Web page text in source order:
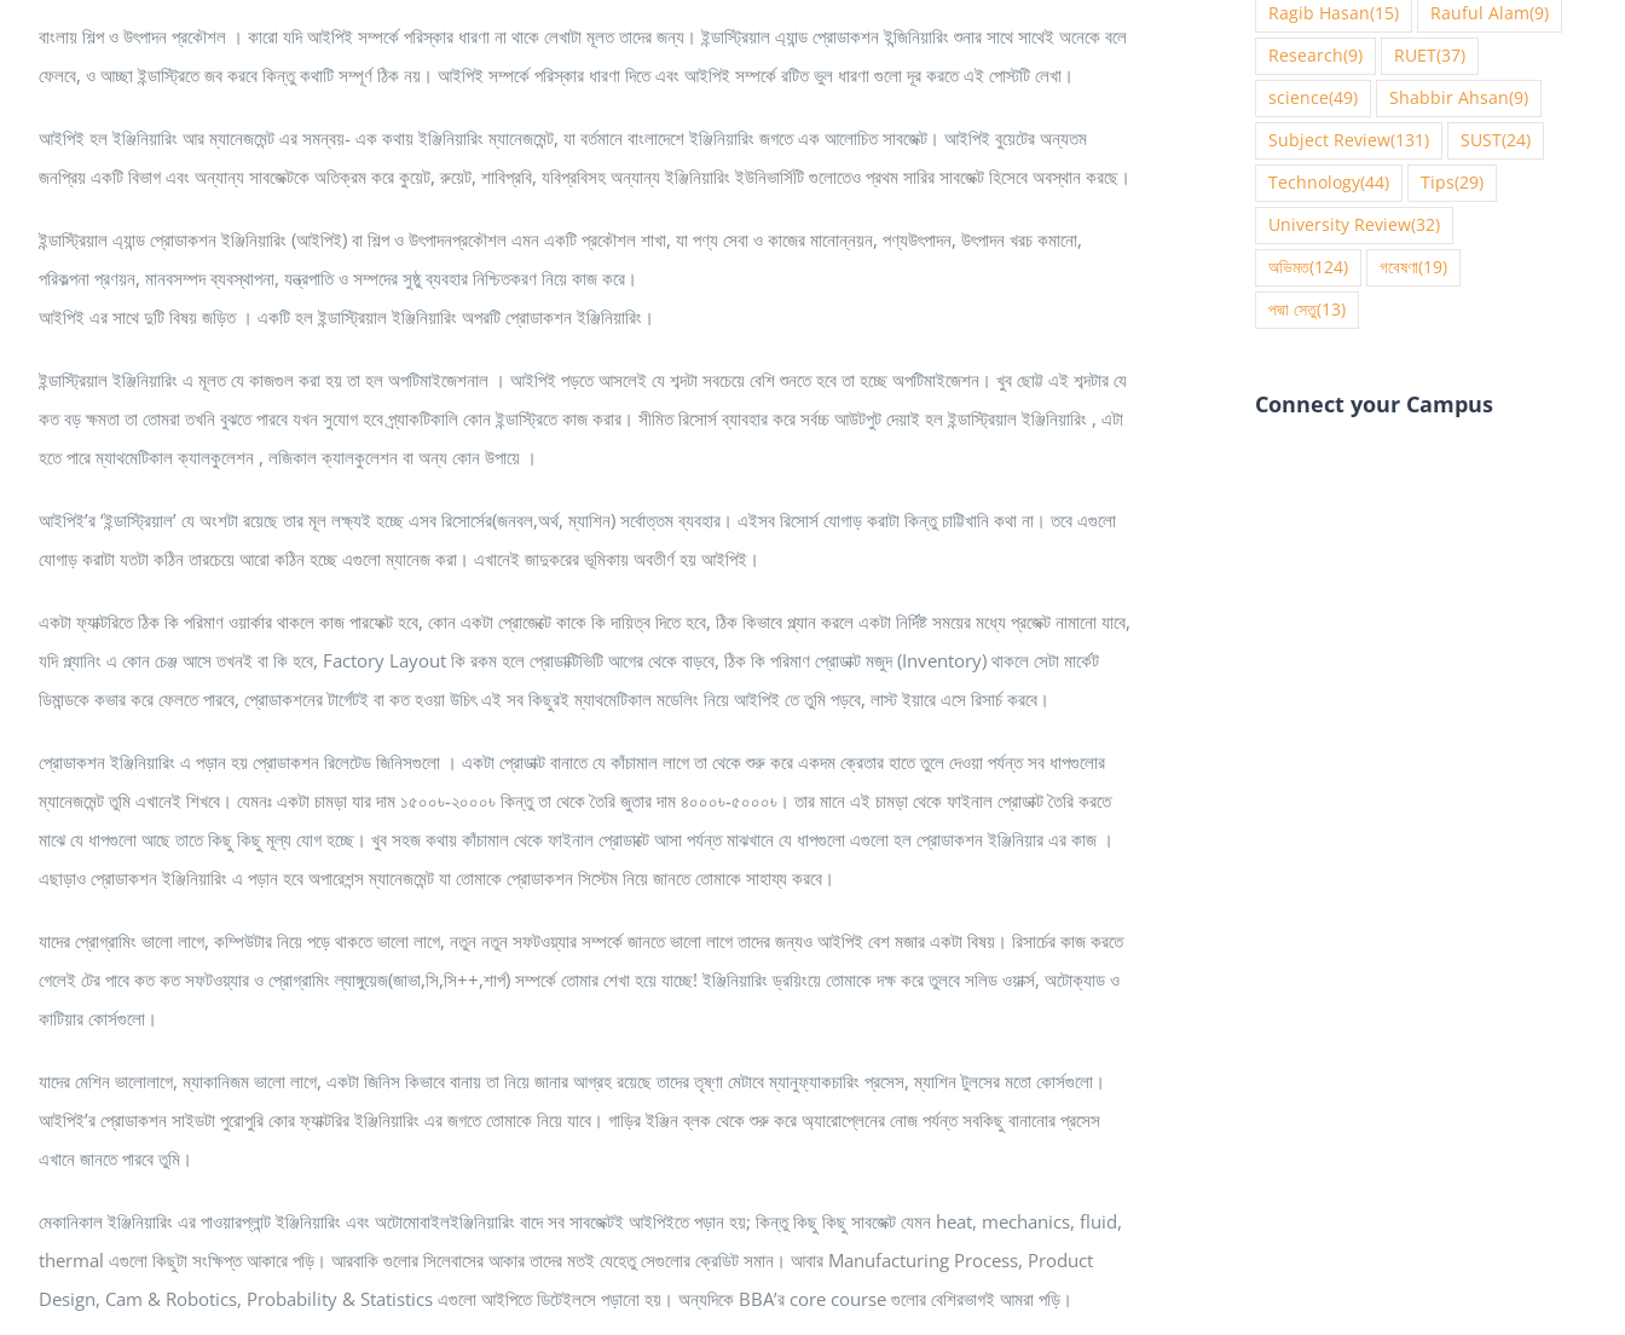
বাংলায় শিল্প ও উৎপাদন প্রকৌশল । কারো যদি আইপিই সম্পর্কে পরিস্কার ধারণা না থাকে লেখাটা মূলত তাদের জন্য। ইন্ডাস্ট্রিয়াল এ্যান্ড প্রোডাকশন ইন্জিনিয়ারিং শুনার সাথে সাথেই অনেকে বলে
ফেলবে, ও আচ্ছা ইন্ডাস্ট্রিতে জব করবে কিন্তু কথাটি সম্পূর্ণ ঠিক নয়। আইপিই সম্পর্কে পরিস্কার ধারণা দিতে এবং আইপিই সম্পর্কে রটিত ভুল ধারণা গুলো দূর করতে এই পোস্টটি লেখা।
আইপিই হল ইঞ্জিনিয়ারিং আর ম্যানেজমেন্ট এর সমন্বয়- এক কথায় ইঞ্জিনিয়ারিং ম্যানেজমেন্ট, যা বর্তমানে বাংলাদেশে ইঞ্জিনিয়ারিং জগতে এক আলোচিত সাবজেক্ট। আইপিই বুয়েটের অন্যতম
জনপ্রিয় একটি বিভাগ এবং অন্যান্য সাবজেক্টকে অতিক্রম করে কুয়েট, রুয়েট, শাবিপ্রবি, যবিপ্রবিসহ অন্যান্য ইঞ্জিনিয়ারিং ইউনিভার্সিটি গুলোতেও প্রথম সারির সাবজেক্ট হিসেবে অবস্থান করছে।
ইন্ডাস্ট্রিয়াল এ্যান্ড প্রোডাকশন ইঞ্জিনিয়ারিং (আইপিই) বা শিল্প ও উৎপাদনপ্রকৌশল এমন একটি প্রকৌশল শাখা, যা পণ্য সেবা ও কাজের মানোন্নয়ন, পণ্যউৎপাদন, উৎপাদন খরচ কমানো,
পরিকল্পনা প্রণয়ন, মানবসম্পদ ব্যবস্থাপনা, যন্ত্রপাতি ও সম্পদের সুষ্ঠু ব্যবহার নিশ্চিতকরণ নিয়ে কাজ করে।
আইপিই এর সাথে দুটি বিষয় জড়িত । একটি হল ইন্ডাস্ট্রিয়াল ইঞ্জিনিয়ারিং অপরটি প্রোডাকশন ইঞ্জিনিয়ারিং।
ইন্ডাস্ট্রিয়াল ইঞ্জিনিয়ারিং এ মূলত যে কাজগুল করা হয় তা হল অপটিমাইজেশনাল । আইপিই পড়তে আসলেই যে শব্দটা সবচেয়ে বেশি শুনতে হবে তা হচ্ছে অপটিমাইজেশন। খুব ছোট্ট এই শব্দটার যে
কত বড় ক্ষমতা তা তোমরা তখনি বুঝতে পারবে যখন সুযোগ হবে প্র্যাকটিকালি কোন ইন্ডাস্ট্রিতে কাজ করার। সীমিত রিসোর্স ব্যাবহার করে সর্বচ্চ আউটপুট দেয়াই হল ইন্ডাস্ট্রিয়াল ইঞ্জিনিয়ারিং , এটা
হতে পারে ম্যাথমেটিকাল ক্যালকুলেশন , লজিকাল ক্যালকুলেশন বা অন্য কোন উপায়ে ।
আইপিই’র ‘ইন্ডাস্ট্রিয়াল’ যে অংশটা রয়েছে তার মূল লক্ষ্যই হচ্ছে এসব রিসোর্সের(জনবল,অর্থ, ম্যাশিন) সর্বোত্তম ব্যবহার। এইসব রিসোর্স যোগাড় করাটা কিন্তু চাট্টিখানি কথা না। তবে এগুলো
যোগাড় করাটা যতটা কঠিন তারচেয়ে আরো কঠিন হচ্ছে এগুলো ম্যানেজ করা। এখানেই জাদুকরের ভূমিকায় অবতীর্ণ হয় আইপিই।
একটা ফ্যাক্টরিতে ঠিক কি পরিমাণ ওয়ার্কার থাকলে কাজ পারফেক্ট হবে, কোন একটা প্রোজেক্টে কাকে কি দায়িত্ব দিতে হবে, ঠিক কিভাবে প্ল্যান করলে একটা নির্দিষ্ট সময়ের মধ্যে প্রজেক্ট নামানো যাবে,
যদি প্ল্যানিং এ কোন চেঞ্জ আসে তখনই বা কি হবে, Factory Layout কি রকম হলে প্রোডাক্টিভিটি আগের থেকে বাড়বে, ঠিক কি পরিমাণ প্রোডাক্ট মজুদ (Inventory) থাকলে সেটা মার্কেট
ডিমান্ডকে কভার করে ফেলতে পারবে, প্রোডাকশনের টার্গেটই বা কত হওয়া উচিৎ এই সব কিছুরই ম্যাথমেটিকাল মডেলিং নিয়ে আইপিই তে তুমি পড়বে, লাস্ট ইয়ারে এসে রিসার্চ করবে।
প্রোডাকশন ইঞ্জিনিয়ারিং এ পড়ান হয় প্রোডাকশন রিলেটেড জিনিসগুলো । একটা প্রোডাক্ট বানাতে যে কাঁচামাল লাগে তা থেকে শুরু করে একদম ক্রেতার হাতে তুলে দেওয়া পর্যন্ত সব ধাপগুলোর
ম্যানেজমেন্ট তুমি এখানেই শিখবে। যেমনঃ একটা চামড়া যার দাম ১৫০০৳-২০০০৳ কিন্তু তা থেকে তৈরি জুতার দাম ৪০০০৳-৫০০০৳। তার মানে এই চামড়া থেকে ফাইনাল প্রোডাক্ট তৈরি করতে
মাঝে যে ধাপগুলো আছে তাতে কিছু কিছু মূল্য যোগ হচ্ছে। খুব সহজ কথায় কাঁচামাল থেকে ফাইনাল প্রোডাক্টে আসা পর্যন্ত মাঝখানে যে ধাপগুলো এগুলো হল প্রোডাকশন ইঞ্জিনিয়ার এর কাজ ।
এছাড়াও প্রোডাকশন ইঞ্জিনিয়ারিং এ পড়ান হবে অপারেশন্স ম্যানেজমেন্ট যা তোমাকে প্রোডাকশন সিস্টেম নিয়ে জানতে তোমাকে সাহায্য করবে।
যাদের প্রোগ্রামিং ভালো লাগে, কম্পিউটার নিয়ে পড়ে থাকতে ভালো লাগে, নতুন নতুন সফটওয়্যার সম্পর্কে জানতে ভালো লাগে তাদের জন্যও আইপিই বেশ মজার একটা বিষয়। রিসার্চের কাজ করতে
গেলেই টের পাবে কত কত সফটওয়্যার ও প্রোগ্রামিং ল্যাঙ্গুয়েজ(জাভা,সি,সি++,শার্প) সম্পর্কে তোমার শেখা হয়ে যাচ্ছে! ইঞ্জিনিয়ারিং ড্রয়িংয়ে তোমাকে দক্ষ করে তুলবে সলিড ওয়ার্ক্স, অটোক্যাড ও
কাটিয়ার কোর্সগুলো।
যাদের মেশিন ভালোলাগে, ম্যাকানিজম ভালো লাগে, একটা জিনিস কিভাবে বানায় তা নিয়ে জানার আগ্রহ রয়েছে তাদের তৃষ্ণা মেটাবে ম্যানুফ্যাকচারিং প্রসেস, ম্যাশিন টুলসের মতো কোর্সগুলো।
আইপিই’র প্রোডাকশন সাইডটা পুরোপুরি কোর ফ্যাক্টরির ইঞ্জিনিয়ারিং এর জগতে তোমাকে নিয়ে যাবে। গাড়ির ইঞ্জিন ব্লক থেকে শুরু করে অ্যারোপ্লেনের নোজ পর্যন্ত সবকিছু বানানোর প্রসেস
এখানে জানতে পারবে তুমি।
মেকানিকাল ইঞ্জিনিয়ারিং এর পাওয়ারপ্লান্ট ইঞ্জিনিয়ারিং এবং অটোমোবাইলইঞ্জিনিয়ারিং বাদে সব সাবজেক্টই আইপিইতে পড়ান হয়; কিন্তু কিছু কিছু সাবজেক্ট যেমন heat, mechanics, fluid,
thermal এগুলো কিছুটা সংক্ষিপ্ত আকারে পড়ি। আরবাকি গুলোর সিলেবাসের আকার তাদের মতই যেহেতু সেগুলোর ক্রেডিট সমান। আবার Manufacturing Process, Product
Design, Cam & Robotics, Probability & Statistics এগুলো আইপিতে ডিটেইলসে পড়ানো হয়। অন্যদিকে BBA’র core course গুলোর বেশিরভাগই আমরা পড়ি।
Ragib Hasan(15) Rauful Alam(9)
Research(9) RUET(37)
science(49) Shabbir Ahsan(9)
Subject Review(131) SUST(24)
Technology(44) Tips(29)
University Review(32)
অভিমত(124) গবেষণা(19)
পদ্মা সেতু(13)
Connect your Campus